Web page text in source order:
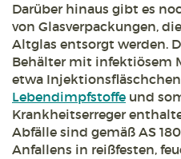
Darüber hinaus gibt es
von Glasverpackungen,
Altglas entsorgt werden.
Behälter mit infektiösem
etwa Injektionsfläschchen
Lebendimpfstoffe und
Krankheitserreger
Abfälle sind gemäß AS
Anfallens in reißfesten,